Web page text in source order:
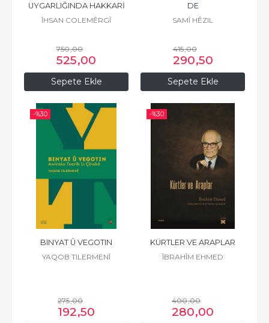
Sepete Ekle
UYGARLIĞINDA HAKKARİ
ÎHSAN COLEMÊRGÎ
750,00
525,00
Sepete Ekle
DE
SAMÎ HÊZIL
415,00
290,50
-%30
BINYAT Û VEGOTIN
YAQOB TILERMENÎ
275,00
192,50
-%30
KÜRTLER VE ARAPLAR
ÎBRAHÎM EHMED
400,00
280,00